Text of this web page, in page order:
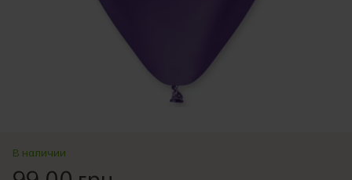
В наличии